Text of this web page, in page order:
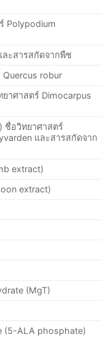
Polypodium
ะสารสกัดจากพืช
robur
าศาสตร์ Dimocarpus
ชื่อวิทยาศาสตร์
และสารสกัดจาก
extract)
extract)
(MgT)
(5-ALA phosphate)